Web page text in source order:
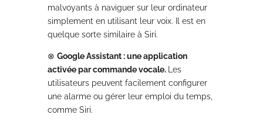
malvoyants à naviguer sur leur ordinateur
simplement en utilisant leur voix. Il est en
quelque sorte similaire à Siri.
⊗ Google Assistant : une application
activée par commande vocale. Les
utilisateurs peuvent facilement configurer
une alarme ou gérer leur emploi du temps,
comme Siri.